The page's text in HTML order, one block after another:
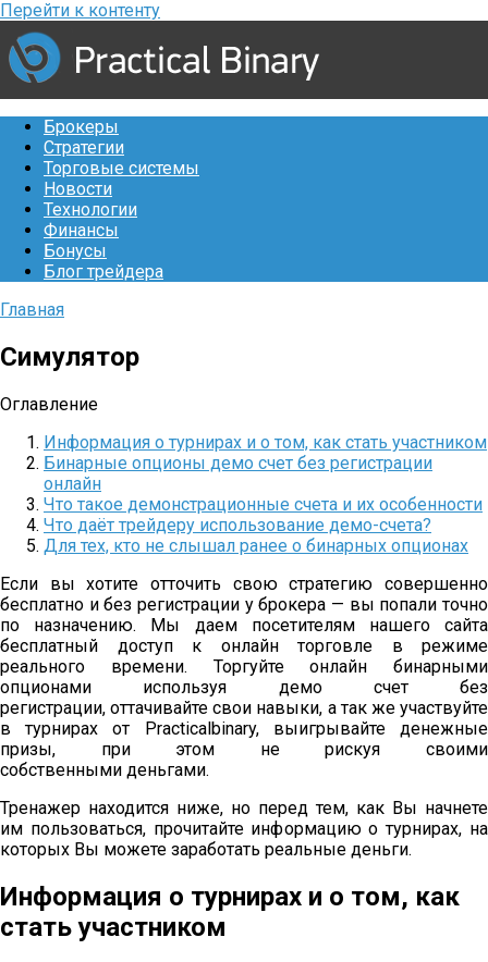
Перейти к контенту
Брокеры
Стратегии
Торговые системы
Новости
Технологии
Финансы
Бонусы
Блог трейдера
Главная
Симулятор
Оглавление
Информация о турнирах и о том, как стать участником
Бинарные опционы демо счет без регистрации
онлайн
Что такое демонстрационные счета и их особенности
Что даёт трейдеру использование демо-счета?
Для тех, кто не слышал ранее о бинарных опционах
Если вы хотите отточить свою стратегию совершенно
бесплатно и без регистрации у брокера — вы попали точно
по назначению. Мы даем посетителям нашего сайта
бесплатный доступ к онлайн торговле в режиме
реального времени. Торгуйте онлайн бинарными
опционами используя демо счет без
регистрации, оттачивайте свои навыки, а так же участвуйте
в турнирах от Practicalbinary, выигрывайте денежные
призы, при этом не рискуя своими
собственными деньгами.
Тренажер находится ниже, но перед тем, как Вы начнете
им пользоваться, прочитайте информацию о турнирах, на
которых Вы можете заработать реальные деньги.
Информация о турнирах и о том, как
стать участником